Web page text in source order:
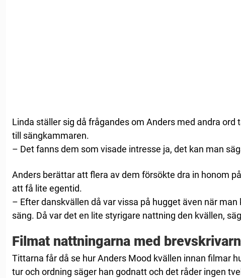
Linda ställer sig då frågandes om Anders med andra ord
till sängkammaren.
– Det fanns dem som visade intresse ja, det kan man
Anders berättar att flera av dem försökte dra in honom
att få lite egentid.
– Efter danskvällen då var vissa på hugget även när man
säng. Då var det en lite styrigare nattning den kvällen,
Filmat nattningarna med
Tittarna får då se hur Anders Mood kvällen innan filmar
tur och ordning säger han godnatt och det råder ingen